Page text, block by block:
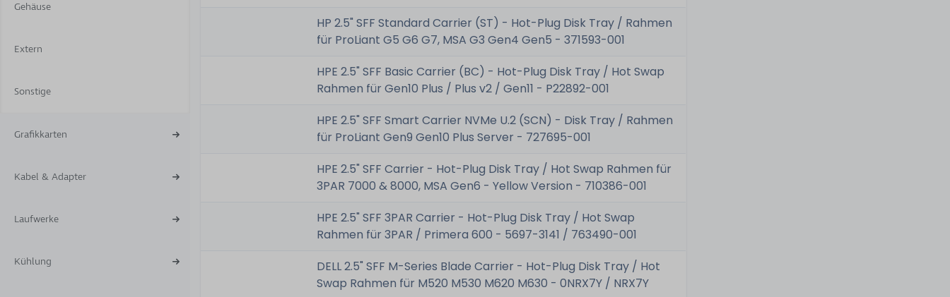
Gehäuse
Extern
Sonstige
Grafikkarten
Kabel & Adapter
Laufwerke
Kühlung
HP 2.5" SFF Standard Carrier (ST) - Hot-Plug Disk Tray / Rahmen
für ProLiant G5 G6 G7, MSA G3 Gen4 Gen5 - 371593-001
HPE 2.5" SFF Basic Carrier (BC) - Hot-Plug Disk Tray / Hot Swap
Rahmen für Gen10 Plus / Plus v2 / Gen11 - P22892-001
HPE 2.5" SFF Smart Carrier NVMe U.2 (SCN) - Disk Tray / Rahmen
für ProLiant Gen9 Gen10 Plus Server - 727695-001
HPE 2.5" SFF Carrier - Hot-Plug Disk Tray / Hot Swap Rahmen für
3PAR 7000 & 8000, MSA Gen6 - Yellow Version - 710386-001
HPE 2.5" SFF 3PAR Carrier - Hot-Plug Disk Tray / Hot Swap
Rahmen für 3PAR / Primera 600 - 5697-3141 / 763490-001
DELL 2.5" SFF M-Series Blade Carrier - Hot-Plug Disk Tray / Hot
Swap Rahmen für M520 M530 M620 M630 - 0NRX7Y / NRX7Y